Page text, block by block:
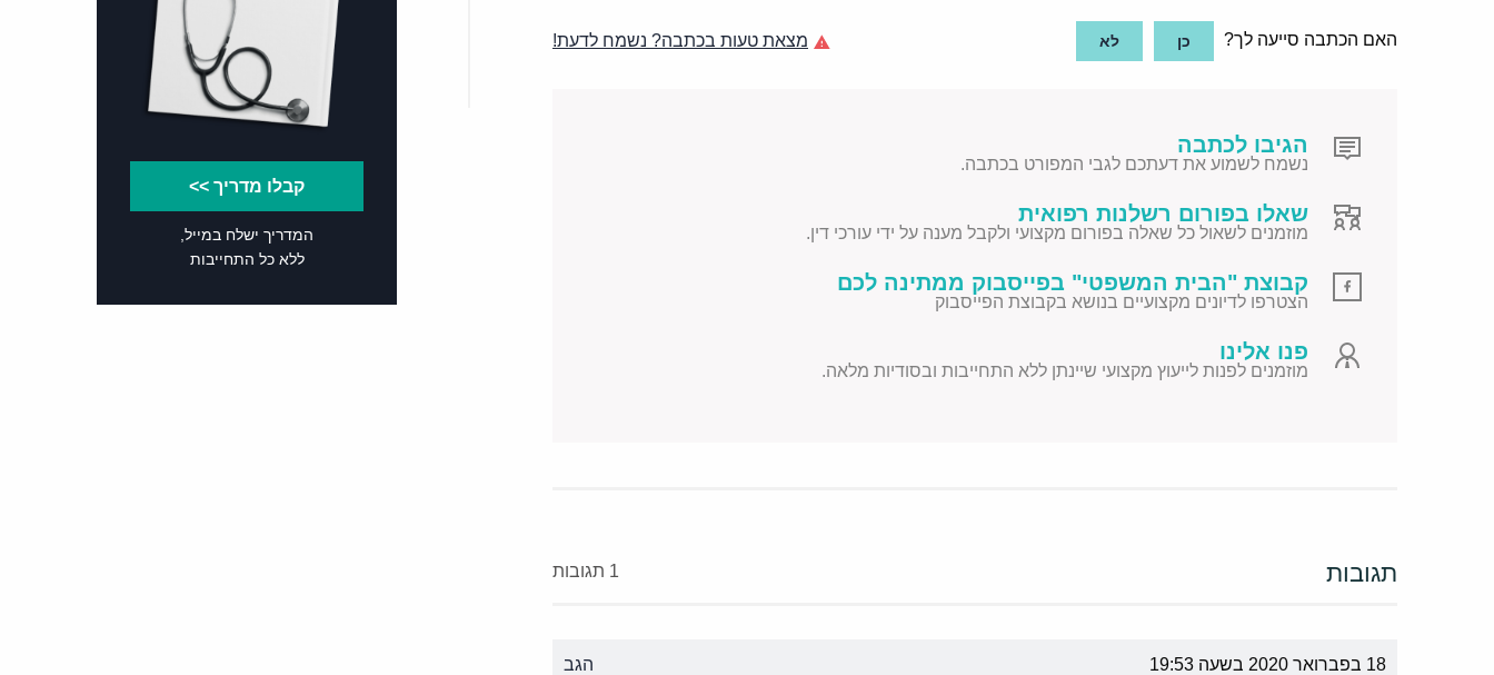
האם הכתבה סייעה לך? כן לא מצאת טעות בכתבה? נשמח לדעת!
הגיבו לכתבה
נשמח לשמוע את דעתכם לגבי המפורט בכתבה.
שאלו בפורום רשלנות רפואית
מוזמנים לשאול כל שאלה בפורום מקצועי ולקבל מענה על ידי עורכי דין.
קבוצת "הבית המשפטי" בפייסבוק ממתינה לכם
הצטרפו לדיונים מקצועיים בנושא בקבוצת הפייסבוק
פנו אלינו
מוזמנים לפנות לייעוץ מקצועי שיינתן ללא התחייבות ובסודיות מלאה.
תגובות 1 תגובות
18 בפברואר 2020 בשעה 19:53 הגב
קבלו מדריך >>
המדריך ישלח במייל,
ללא כל התחייבות